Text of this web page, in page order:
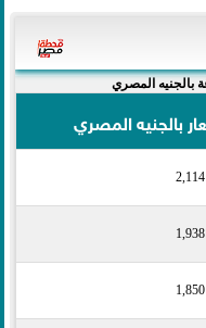
بالجنيه المصري
بالجنيه المصري